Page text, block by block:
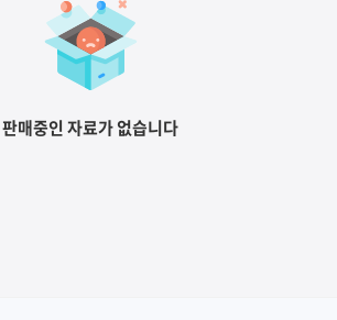
판매중인 자료가 없습니다